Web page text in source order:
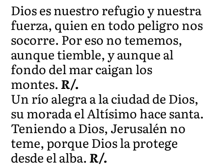
Dios es nuestro refugio y nuestra
fuerza, quien en todo peligro nos
socorre. Por eso no tememos,
aunque tiemble, y aunque al
fondo del mar caigan los
montes.R/.
Un río alegra a la ciudad de Dios,
su morada el Altísimo hace santa.
Teniendo a Dios, Jerusalén no
teme, porque Dios la protege
desde el alba.R/.